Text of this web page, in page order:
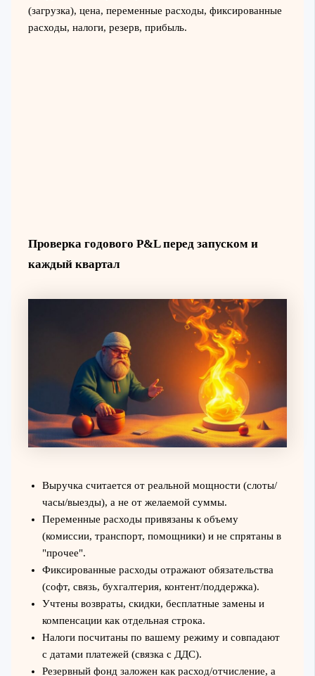
(загрузка), цена, переменные расходы, фиксированные
расходы, налоги, резерв, прибыль.
Проверка годового P&L перед запуском и
каждый квартал
Выручка считается от реальной мощности (слоты/
часы/выезды), а не от желаемой суммы.
Переменные расходы привязаны к объему
(комиссии, транспорт, помощники) и не спрятаны в
"прочее".
Фиксированные расходы отражают обязательства
(софт, связь, бухгалтерия, контент/поддержка).
Учтены возвраты, скидки, бесплатные замены и
компенсации как отдельная строка.
Налоги посчитаны по вашему режиму и совпадают
с датами платежей (связка с ДДС).
Резервный фонд заложен как расход/отчисление, а